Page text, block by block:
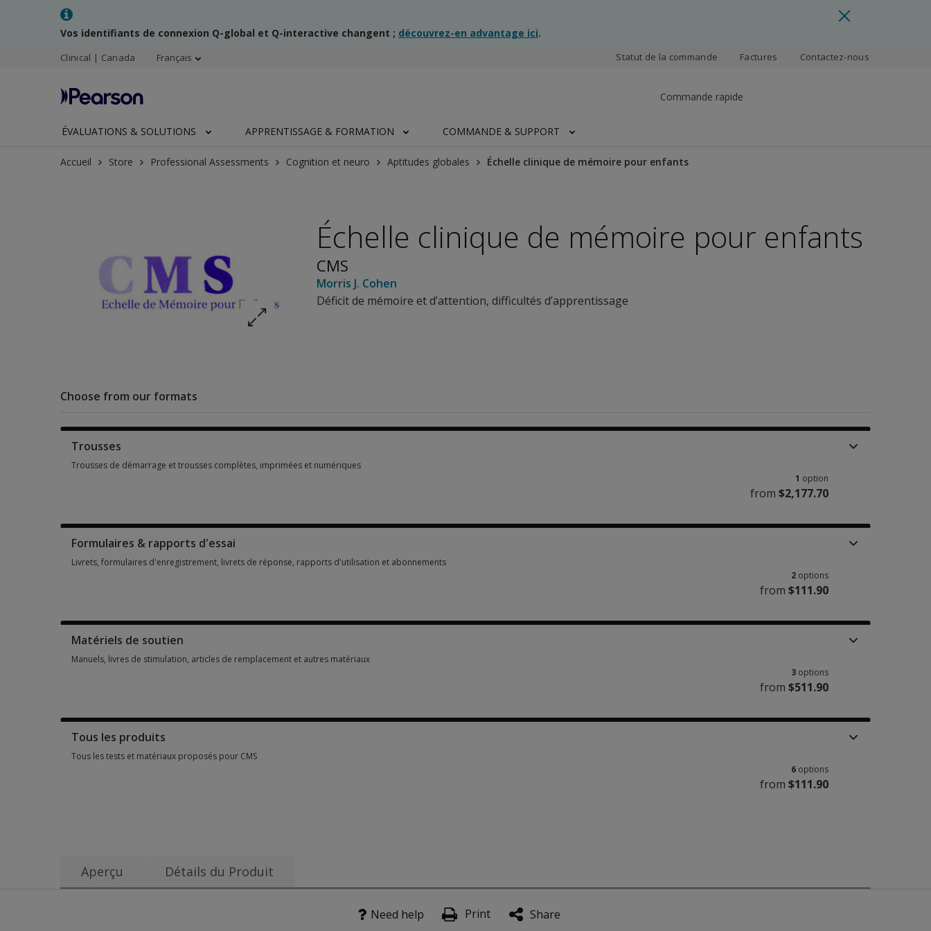
Vos identifiants de connexion Q-global et Q-interactive changent ; découvrez-en advantage ici.
Clinical | Canada Français Statut de la commande Factures Contactez-nous
Commande rapide
ÉVALUATIONS & SOLUTIONS APPRENTISSAGE & FORMATION COMMANDE & SUPPORT
Accueil Store Professional Assessments Cognition et neuro Aptitudes globales Échelle clinique de mémoire pour enfants
Échelle clinique de mémoire pour enfants
CMS
Morris J. Cohen
Déficit de mémoire et d’attention, difficultés d’apprentissage
Choose from our formats
Trousses
Trousses de démarrage et trousses complètes, imprimées et numériques
1 option
from $2,177.70
Formulaires & rapports d'essai
Livrets, formulaires d'enregistrement, livrets de réponse, rapports d'utilisation et abonnements
2 options
from $111.90
Matériels de soutien
Manuels, livres de stimulation, articles de remplacement et autres matériaux
3 options
from $511.90
Tous les produits
Tous les tests et matériaux proposés pour CMS
6 options
from $111.90
Aperçu Détails du Produit
Need help Print Share